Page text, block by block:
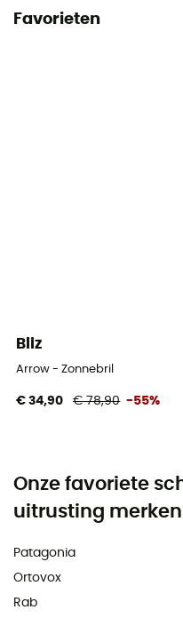
Favorieten
Bliz
Arrow - Zonnebril
€ 34,90 € 78,90 -55%
Onze favoriete
uitrusting merken
Patagonia
Ortovox
Rab